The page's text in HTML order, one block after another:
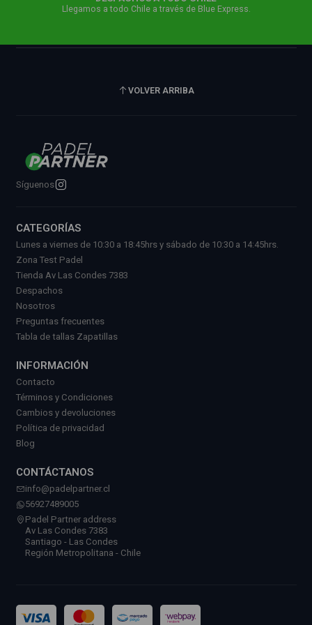
Llegamos a todo Chile a través de Blue Express.
VOLVER ARRIBA
Síguenos
CATEGORÍAS
Lunes a viernes de 10:30 a 18:45hrs y sábado de 10:30 a 14:45hrs.
Zona Test Padel
Tienda Av Las Condes 7383
Despachos
Nosotros
Preguntas frecuentes
Tabla de tallas Zapatillas
INFORMACIÓN
Contacto
Términos y Condiciones
Cambios y devoluciones
Política de privacidad
Blog
CONTÁCTANOS
info@padelpartner.cl
56927489005
Padel Partner address
Av Las Condes 7383
Santiago - Las Condes
Región Metropolitana - Chile